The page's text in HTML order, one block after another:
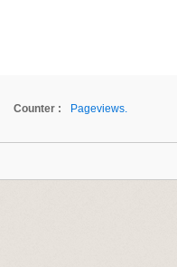
Counter :
Pageviews.